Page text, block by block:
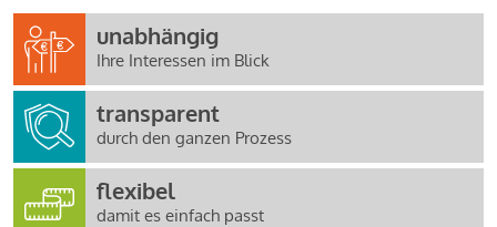
unabhängig
Ihre Interessen im Blick
transparent
durch den ganzen Prozess
flexibel
damit es einfach passt